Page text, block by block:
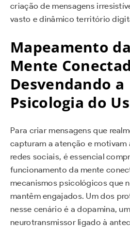
criação de mensagens
vasto e dinâmico território
Mapeamento da
Mente
Desvendando a
Psicologia do
Para criar mensagens que
capturam a atenção e motivam
redes sociais, é essencial
funcionamento da mente
mecanismos psicológicos que
mantêm engajados. Um dos
nesse cenário é a dopamina, um
neurotransmissor ligado à